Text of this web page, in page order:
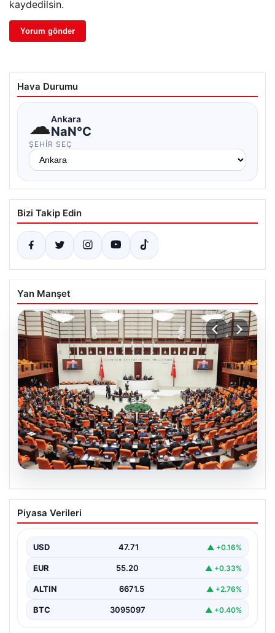
kaydedilsin.
Hava Durumu
☁Ankara
NaN°C
ŞEHIR SEÇ
Bizi Takip Edin
Yan Manşet
05.08.2026
Önce tasfiye sonra suçlara erteleme. 10
maddede süreç yasası. Ne zaman
Piyasa Verileri
USD 47.71 ▲ +0.16%
EUR 55.20 ▲ +0.33%
ALTIN 6671.5 ▲ +2.76%
BTC 3095097 ▲ +0.40%